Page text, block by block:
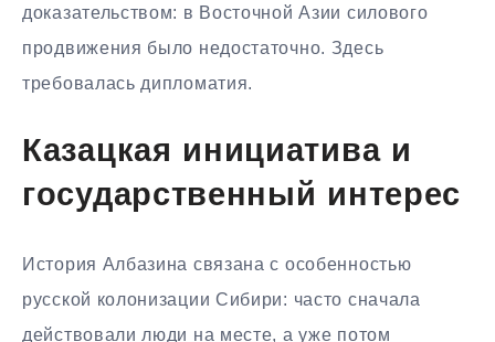
доказательством: в Восточной Азии силового
продвижения было недостаточно. Здесь
требовалась дипломатия.
Казацкая инициатива и
государственный интерес
История Албазина связана с особенностью
русской колонизации Сибири: часто сначала
действовали люди на месте, а уже потом